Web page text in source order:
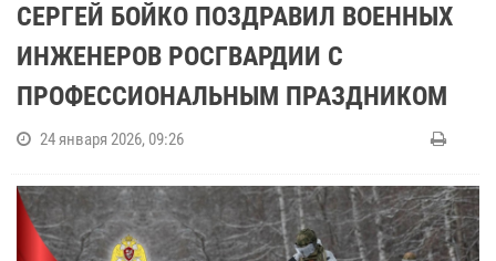
СЕРГЕЙ БОЙКО ПОЗДРАВИЛ ВОЕННЫХ
ИНЖЕНЕРОВ РОСГВАРДИИ С
ПРОФЕССИОНАЛЬНЫМ ПРАЗДНИКОМ
24 января 2026, 09:26